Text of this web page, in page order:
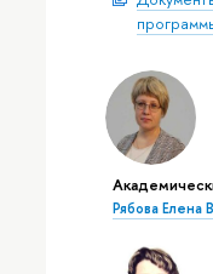
Рябова Елена